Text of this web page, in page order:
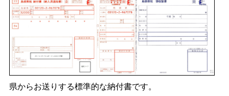
県からお送りする標準的な納付書です。